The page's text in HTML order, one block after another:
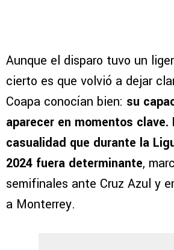
Aunque el disparo tuvo un
cierto es que volvió a dejar
Coapa conocían bien: su
aparecer en momentos clave.
casualidad que durante la
2024 fuera determinante,
semifinales ante Cruz Azul y
a Monterrey.